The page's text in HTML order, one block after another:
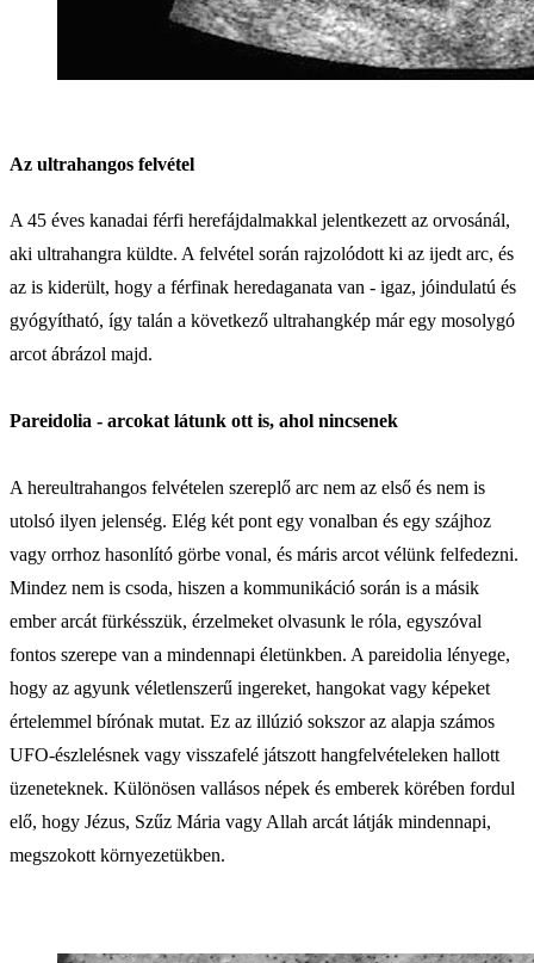
Az ultrahangos felvétel
A 45 éves kanadai férfi herefájdalmakkal jelentkezett az orvosánál,
aki ultrahangra küldte. A felvétel során rajzolódott ki az ijedt arc, és
az is kiderült, hogy a férfinak heredaganata van - igaz, jóindulatú és
gyógyítható, így talán a következő ultrahangkép már egy mosolygó
arcot ábrázol majd.
Pareidolia - arcokat látunk ott is, ahol nincsenek
A hereultrahangos felvételen szereplő arc nem az első és nem is
utolsó ilyen jelenség. Elég két pont egy vonalban és egy szájhoz
vagy orrhoz hasonlító görbe vonal, és máris arcot vélünk felfedezni.
Mindez nem is csoda, hiszen a kommunikáció során is a másik
ember arcát fürkésszük, érzelmeket olvasunk le róla, egyszóval
fontos szerepe van a mindennapi életünkben. A pareidolia lényege,
hogy az agyunk véletlenszerű ingereket, hangokat vagy képeket
értelemmel bírónak mutat. Ez az illúzió sokszor az alapja számos
UFO-észlelésnek vagy visszafelé játszott hangfelvételeken hallott
üzeneteknek. Különösen vallásos népek és emberek körében fordul
elő, hogy Jézus, Szűz Mária vagy Allah arcát látják mindennapi,
megszokott környezetükben.